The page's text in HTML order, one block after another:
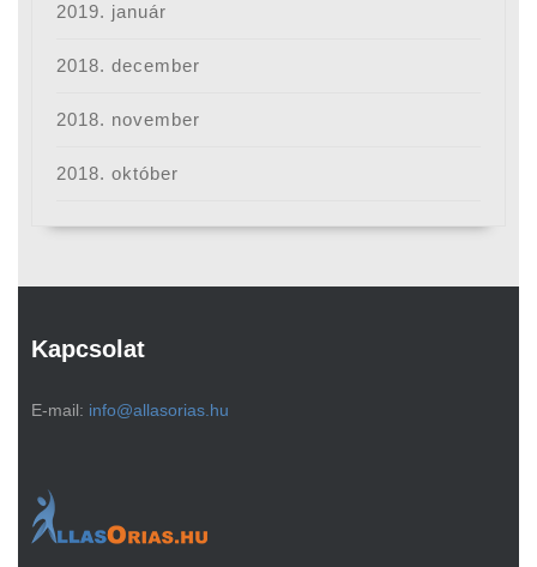
2019. január
2018. december
2018. november
2018. október
Kapcsolat
E-mail: info@allasorias.hu